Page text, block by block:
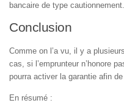
bancaire de type cautionnement.
Conclusion
Comme on l’a vu, il y a
cas, si l’emprunteur n’honore
pourra activer la garantie afin
En résumé :